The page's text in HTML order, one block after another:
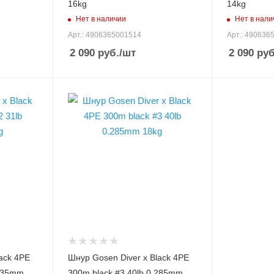
200
Нитей плетения
4
Цвет лески
16kg
Нет в наличии
Арт.: 4906365001514
2 090руб./шт
200
Нитей
4
Цвет лески
14kg
Нет в
Арт.:
2 090
4PE
Модель шнура, лески
Диаметр лески, PE
лески, lb
40
Шнур Gosen Diver x Black 4PE